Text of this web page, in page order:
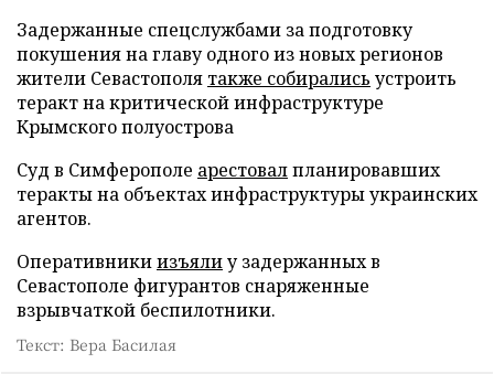
Задержанные спецслужбами за подготовку
покушения на главу одного из новых регионов
жители Севастополя также собирались устроить
теракт на критической инфраструктуре
Крымского полуострова
Суд в Симферополе арестовалпланировавших
теракты на объектах инфраструктуры украинских
агентов.
Оперативникиизъялиу задержанных в
Севастополе фигурантов снаряженные
взрывчаткой беспилотники.
Текст: Вера Басилая